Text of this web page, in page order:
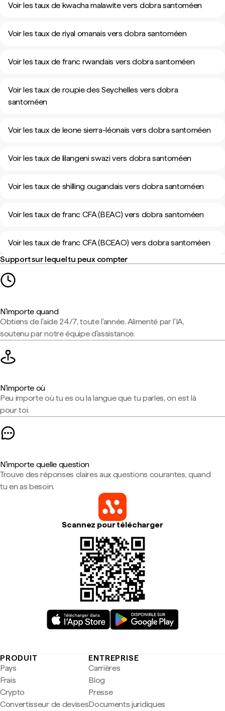
Voir les taux de kwacha malawite vers dobra santoméen
Voir les taux de riyal omanais vers dobra santoméen
Voir les taux de franc rwandais vers dobra santoméen
Voir les taux de roupie des Seychelles vers dobra
santoméen
Voir les taux de leone sierra-léonais vers dobra santoméen
Voir les taux de lilangeni swazi vers dobra santoméen
Voir les taux de shilling ougandais vers dobra santoméen
Voir les taux de franc CFA (BEAC) vers dobra santoméen
Voir les taux de franc CFA (BCEAO) vers dobra santoméen
Support sur lequel tu peux compter
N'importe quand
Obtiens de l'aide 24/7, toute l'année. Alimenté par l'IA,
soutenu par notre équipe d'assistance.
N'importe où
Peu importe où tu es ou la langue que tu parles, on est là
pour toi.
N'importe quelle question
Trouve des réponses claires aux questions courantes, quand
tu en as besoin.
Scannez pour télécharger
PRODUIT
Pays
Frais
Crypto
Convertisseur de devises
ENTREPRISE
Carrières
Blog
Presse
Documents juridiques